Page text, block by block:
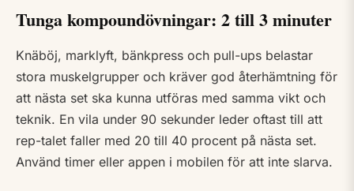
Tunga kompoundövningar: 2 till 3 minuter
Knäböj, marklyft, bänkpress och pull-ups belastar
stora muskelgrupper och kräver god återhämtning för
att nästa set ska kunna utföras med samma vikt och
teknik. En vila under 90 sekunder leder oftast till att
rep-talet faller med 20 till 40 procent på nästa set.
Använd timer eller appen i mobilen för att inte slarva.